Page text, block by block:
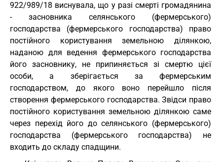
922/989/18 виснувала, що у разі смерті громадянина
- засновника селянського (фермерського)
господарства (фермерського господарства) право
постійного користування земельною ділянкою,
наданою для ведення фермерського господарства
його засновнику, не припиняється зі смертю цієї
особи, а зберігається за фермерським
господарством, до якого воно перейшло після
створення фермерського господарства. Звідси право
постійного користування земельною ділянкою саме
через перехід його до селянського (фермерського)
господарства (фермерського господарства) не
входить до складу спадщини.